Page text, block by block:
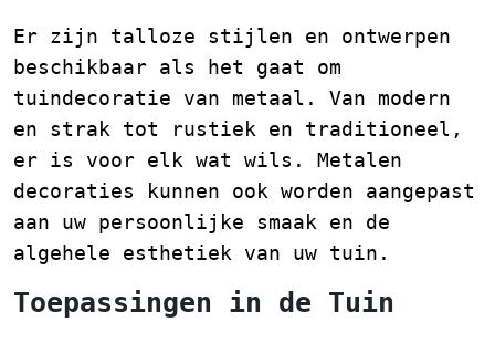
Er zijn talloze stijlen en ontwerpen
beschikbaar als het gaat om
tuindecoratie van metaal. Van modern
en strak tot rustiek en traditioneel,
er is voor elk wat wils. Metalen
decoraties kunnen ook worden aangepast
aan uw persoonlijke smaak en de
algehele esthetiek van uw tuin.
Toepassingen in de Tuin